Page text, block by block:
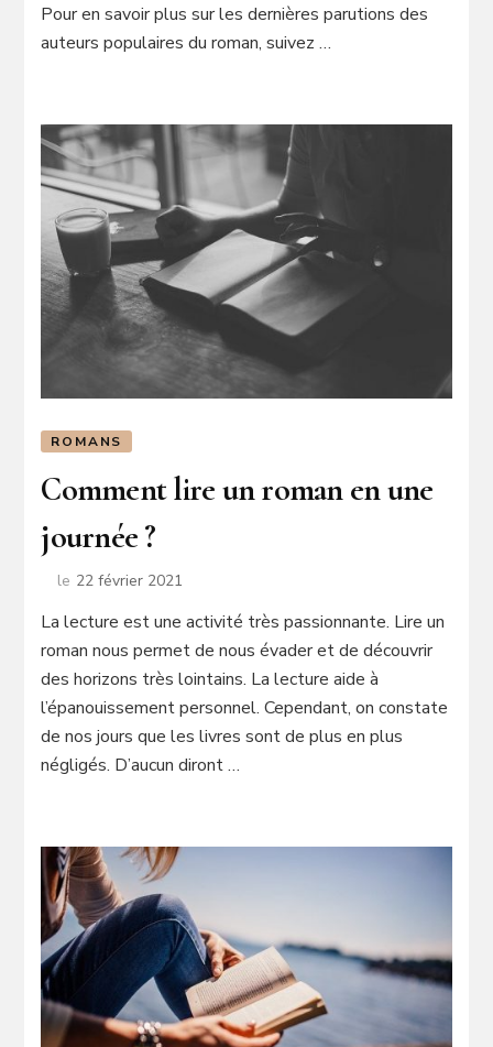
Pour en savoir plus sur les dernières parutions des
auteurs populaires du roman, suivez …
ROMANS
Comment lire un roman en une
journée ?
le 22 février 2021
La lecture est une activité très passionnante. Lire un
roman nous permet de nous évader et de découvrir
des horizons très lointains. La lecture aide à
l’épanouissement personnel. Cependant, on constate
de nos jours que les livres sont de plus en plus
négligés. D’aucun diront …